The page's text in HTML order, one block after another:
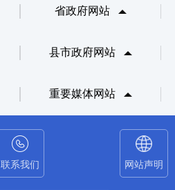
省政府网站
县市政府网站
重要媒体网站
联系我们 网站声明